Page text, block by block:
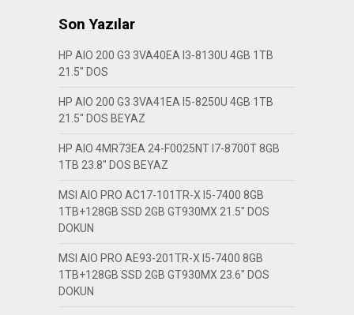
Son Yazılar
HP AIO 200 G3 3VA40EA I3-8130U 4GB 1TB
21.5″ DOS
HP AIO 200 G3 3VA41EA I5-8250U 4GB 1TB
21.5″ DOS BEYAZ
HP AIO 4MR73EA 24-F0025NT I7-8700T 8GB
1TB 23.8″ DOS BEYAZ
MSI AIO PRO AC17-101TR-X I5-7400 8GB
1TB+128GB SSD 2GB GT930MX 21.5″ DOS
DOKUN
MSI AIO PRO AE93-201TR-X I5-7400 8GB
1TB+128GB SSD 2GB GT930MX 23.6″ DOS
DOKUN